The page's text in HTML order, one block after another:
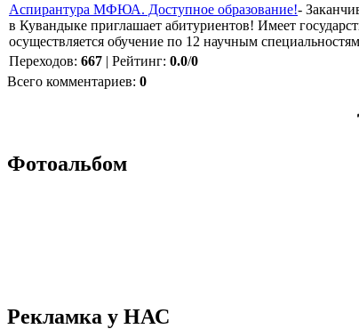
Аспирантура МФЮА. Доступное образование!-
в Кувандыке приглашает абитуриентов! Имеет
осуществляется обучение по 12 научным специальностям
Переходов: 667 | Рейтинг: 0.0/0
Всего комментариев: 0
Фотоальбом
Рекламка у НАС